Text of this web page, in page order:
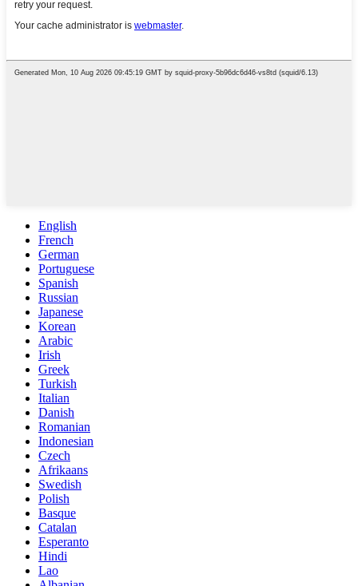
English
French
German
Portuguese
Spanish
Russian
Japanese
Korean
Arabic
Irish
Greek
Turkish
Italian
Danish
Romanian
Indonesian
Czech
Afrikaans
Swedish
Polish
Basque
Catalan
Esperanto
Hindi
Lao